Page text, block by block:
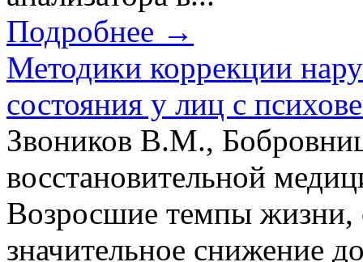
Подробнее →
Методики коррекции
состояния у лиц с
Звоников В.М.,
восстановительной
Возросшие темпы
значительное снижение